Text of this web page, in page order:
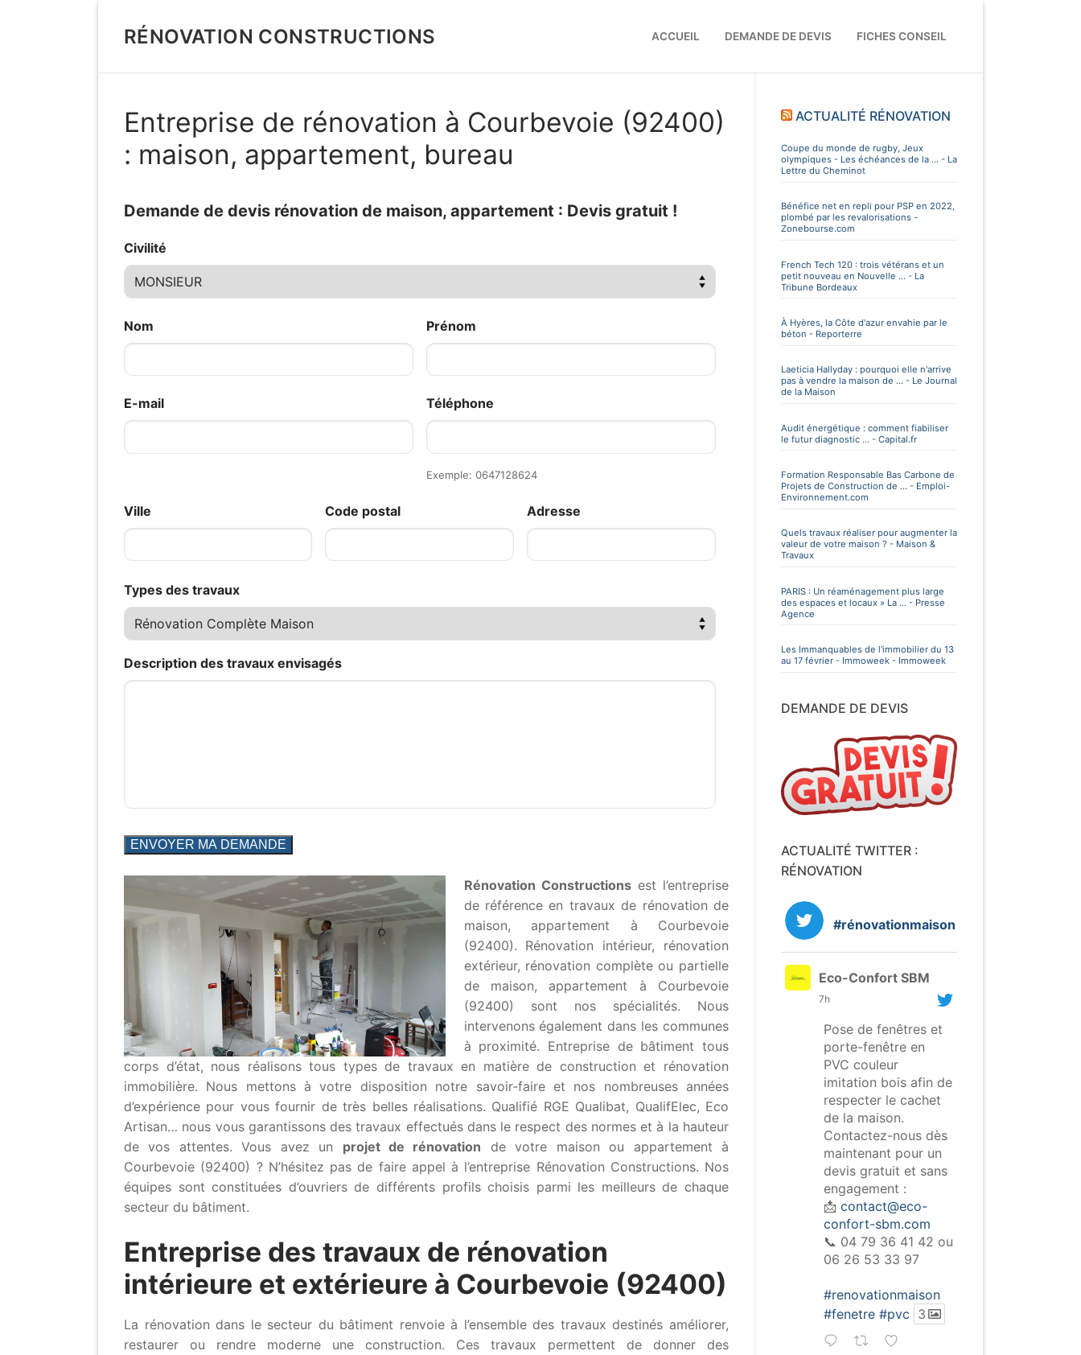
RÉNOVATION CONSTRUCTIONS ACCUEIL DEMANDE DE DEVIS FICHES CONSEIL
Entreprise de rénovation à Courbevoie (92400)
: maison, appartement, bureau
Demande de devis rénovation de maison, appartement : Devis gratuit !
Civilité
Nom Prénom
E-mail Téléphone
Exemple: 0647128624
Ville Code postal Adresse
Types des travaux
Description des travaux envisagés
Rénovation Constructionsest l’entreprise
de référence en travaux de rénovation de
maison, appartement à Courbevoie
(92400). Rénovation intérieur, rénovation
extérieur, rénovation complète ou partielle
de maison, appartement à Courbevoie
(92400) sont nos spécialités. Nous
intervenons également dans les communes
à proximité. Entreprise de bâtiment tous
corps d’état, nous réalisons tous types de travaux en matière de construction et rénovation
immobilière. Nous mettons à votre disposition notre savoir-faire et nos nombreuses années
d’expérience pour vous fournir de très belles réalisations. Qualifié RGE Qualibat, QualifElec, Eco
Artisan… nous vous garantissons des travaux effectués dans le respect des normes et à la hauteur
de vos attentes. Vous avez un projet de rénovation de votre maison ou appartement à
Courbevoie (92400) ? N’hésitez pas de faire appel à l’entreprise Rénovation Constructions. Nos
équipes sont constituées d’ouvriers de différents profils choisis parmi les meilleurs de chaque
secteur du bâtiment.
Entreprise des travaux de rénovation
intérieure et extérieure à Courbevoie (92400)
La rénovation dans le secteur du bâtiment renvoie à l’ensemble des travaux destinés améliorer,
restaurer ou rendre moderne une construction. Ces travaux permettent de donner des
ACTUALITÉ RÉNOVATION
Coupe du monde de rugby, Jeux
olympiques - Les échéances de la ... - La
Lettre du Cheminot
Bénéfice net en repli pour PSP en 2022,
plombé par les revalorisations -
Zonebourse.com
French Tech 120 : trois vétérans et un
petit nouveau en Nouvelle ... - La
Tribune Bordeaux
À Hyères, la Côte d'azur envahie par le
béton - Reporterre
Laeticia Hallyday : pourquoi elle n'arrive
pas à vendre la maison de ... - Le Journal
de la Maison
Audit énergétique : comment fiabiliser
le futur diagnostic ... - Capital.fr
Formation Responsable Bas Carbone de
Projets de Construction de ... - Emploi-
Environnement.com
Quels travaux réaliser pour augmenter la
valeur de votre maison ? - Maison &
Travaux
PARIS : Un réaménagement plus large
des espaces et locaux » La ... - Presse
Agence
Les Immanquables de l'immobilier du 13
au 17 février - Immoweek - Immoweek
DEMANDE DE DEVIS
ACTUALITÉ TWITTER :
RÉNOVATION
#rénovationmaison
Eco-Confort SBM
7h
Pose de fenêtres et
porte-fenêtre en
PVC couleur
imitation bois afin de
respecter le cachet
de la maison.
Contactez-nous dès
maintenant pour un
devis gratuit et sans
engagement :
📩 contact@eco-
confort-sbm.com
📞 04 79 36 41 42 ou
06 26 53 33 97
#renovationmaison
#fenetre #pvc 3